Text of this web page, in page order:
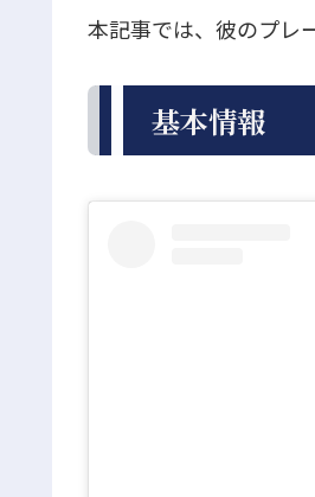
本記事では、彼のプレ
基本情報